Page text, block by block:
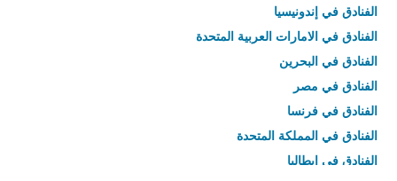
الفنادق في إندونيسيا
الفنادق في الامارات العربية المتحدة
الفنادق في البحرين
الفنادق في مصر
الفنادق في فرنسا
الفنادق في المملكة المتحدة
الفنادق في إيطاليا